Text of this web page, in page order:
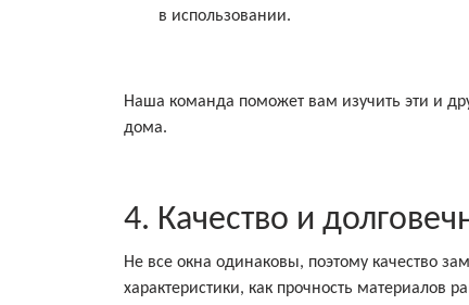
в использовании.
Наша команда поможет вам изучить эти и
дома.
4. Качество и
Не все окна одинаковы, поэтому качество
характеристики, как прочность материалов